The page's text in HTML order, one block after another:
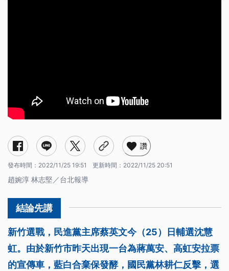
讚
發布時間： 2022/11/25 19:51 更新時間： 2022/11/25 20:51
趙婉淳 林志堅／台北報導
新竹選戰，民進黨主席蔡英文今（25）日輔選沈慧
虹。由於新竹市昨天出現一台為蔣萬安、高虹安拉票
的宣傳車，藍白合棄保發酵，國民黨林耕仁反擊，選